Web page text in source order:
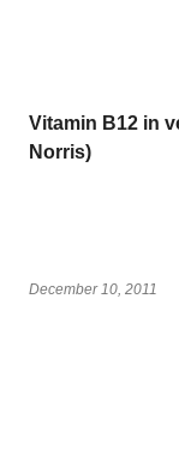
Vitamin B12 in
Norris)
December 10, 2011